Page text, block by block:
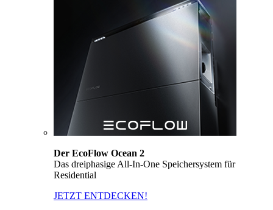
Der EcoFlow Ocean 2
Das dreiphasige All-In-One Speichersystem für
Residential
JETZT ENTDECKEN!